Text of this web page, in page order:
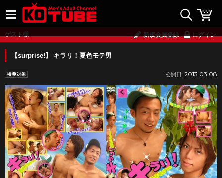
ゲスト様 新規会員登録 ログイン
【surprise!】 キラリ！夏色モテ男
2013.03.08